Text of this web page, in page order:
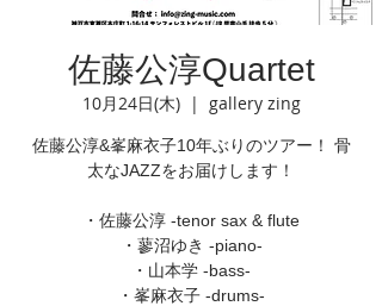
佐藤公淳Quartet
10月24日(木)
  |
gallery zing
佐藤公淳&峯麻衣子10年ぶりのツアー！ 骨
太なJAZZをお届けします！
・佐藤公淳 -tenor sax & flute
・蓼沼ゆき -piano-
・山本学 -bass-
・峯麻衣子 -drums-